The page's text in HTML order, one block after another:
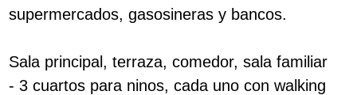
supermercados, gasosineras y bancos.
Sala principal, terraza, comedor, sala familiar
- 3 cuartos para ninos, cada uno con walking